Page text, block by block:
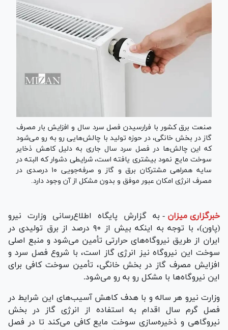
صنعت برق کشور با فرارسیدن فصل سرد سال و افزایش بار مصرف
گاز در بخش خانگی، در حوزه تولید با چالش‌هایی رو به رو می‌شود
که این چالش‌ها در فصل سرد سال جاری به دلیل کاهش ذخایر
سوخت مایع نمود بیشتری یافته است، شرایطی دشوار که البته در
سایه همراهی مشترکان برق و گاز و صرفه‌جویی ۱۰ درصدی در
مصرف انرژی امکان عبور موفق و بدون مشکل از آن وجود دارد.
خبرگزاری میزان - به گزارش پایگاه اطلاع‌رسانی وزارت نیرو
(پاون)، با توجه به اینکه بیش از ۹۰ درصد از برق تولیدی در
ایران از طریق نیروگاه‌های حرارتی تأمین می‌شود و منبع اصلی
سوخت این نیروگاه نیز انرژی گاز است، با شروع فصل سرد و
افزایش مصرف گاز در بخش خانگی، تأمین سوخت کافی برای
این نیروگاه‌ها با مشکل رو به رو می‌شود.
وزارت نیرو هر ساله و با هدف کاهش آسیب‌های این شرایط در
فصل گرم سال اقدام به استفاده از انرژی گاز در بخش
نیروگاهی و ذخیره‌سازی سوخت مایع کافی می‌کند تا در فصل